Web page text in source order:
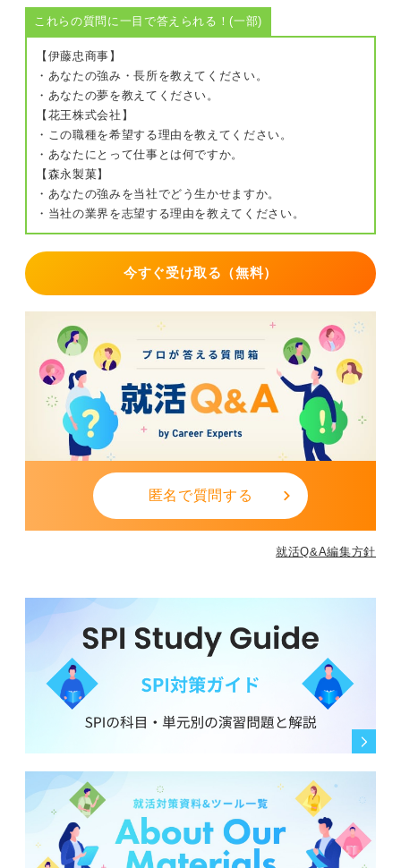
これらの質問に一目で答えられる！(一部)
【伊藤忠商事】
・あなたの強み・長所を教えてください。
・あなたの夢を教えてください。
【花王株式会社】
・この職種を希望する理由を教えてください。
・あなたにとって仕事とは何ですか。
【森永製菓】
・あなたの強みを当社でどう生かせますか。
・当社の業界を志望する理由を教えてください。
今すぐ受け取る（無料）
匿名で質問する
就活Q&A編集方針